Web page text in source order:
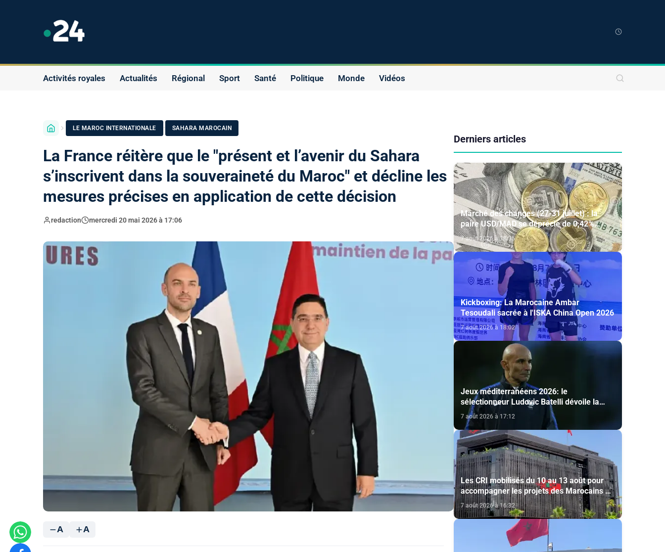
Activités royales Actualités Régional Sport Santé Politique Monde Vidéos
LE MAROC INTERNATIONALE · SAHARA MAROCAIN
La France réitère que le "présent et l’avenir du Sahara
s’inscrivent dans la souveraineté du Maroc" et décline les
mesures précises en application de cette décision
redaction mercredi 20 mai 2026 à 17:06
A A
Derniers articles
Marché des changes (27-31 juillet) : la
paire USD/MAD se déprécie de 0,42%
(AGR)
7 août 2026 à 18:35
Kickboxing: La Marocaine Ambar
Tesoudali sacrée à l'ISKA China Open 2026
7 août 2026 à 18:02
Jeux méditerranéens 2026: le
sélectionneur Ludovic Batelli dévoile la
liste finale de l'équipe nationale U20
7 août 2026 à 17:12
Les CRI mobilisés du 10 au 13 août pour
accompagner les projets des Marocains du
Monde
7 août 2026 à 16:32